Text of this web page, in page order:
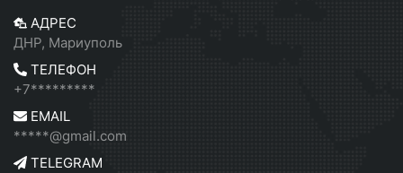
АДРЕС
ДНР, Мариуполь
ТЕЛЕФОН
+7*********
EMAIL
*****@gmail.com
TELEGRAM